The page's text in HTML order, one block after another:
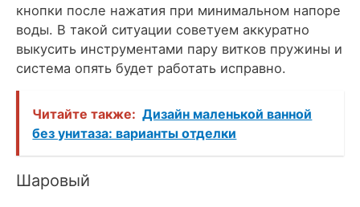
кнопки после нажатия при минимальном напоре
воды. В такой ситуации советуем аккуратно
выкусить инструментами пару витков пружины и
система опять будет работать исправно.
Читайте также: Дизайн маленькой ванной
без унитаза: варианты отделки
Шаровый